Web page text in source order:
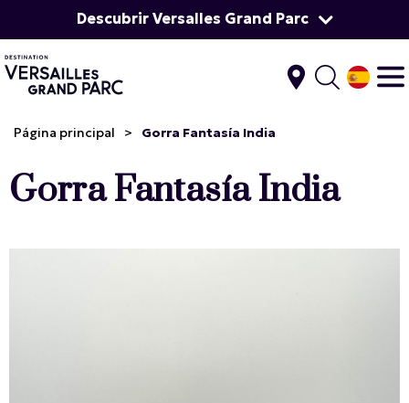
Descubrir Versalles Grand Parc
Página principal > Gorra Fantasía India
Gorra Fantasía India